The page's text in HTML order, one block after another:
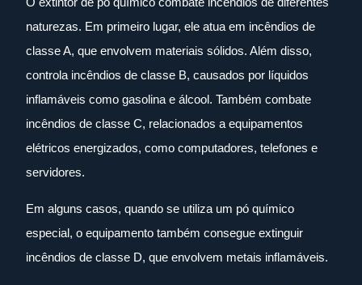
naturezas. Em primeiro lugar, ele atua em incêndios de
classe A, que envolvem materiais sólidos. Além disso,
controla incêndios de classe B, causados por líquidos
inflamáveis como gasolina e álcool. Também combate
incêndios de classe C, relacionados a equipamentos
elétricos energizados, como computadores, telefones e
servidores.
Em alguns casos, quando se utiliza um pó químico
especial, o equipamento também consegue extinguir
incêndios de classe D, que envolvem metais inflamáveis.